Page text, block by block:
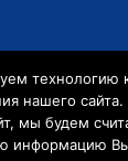
265,
89 599 0
технологию
нашего
мы будем
информацию